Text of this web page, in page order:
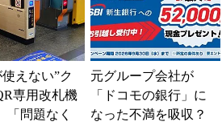
使えない”ク
専用改札機
問題なく
元グループ会社が
「ドコモの銀行」に
なった不満を吸収？